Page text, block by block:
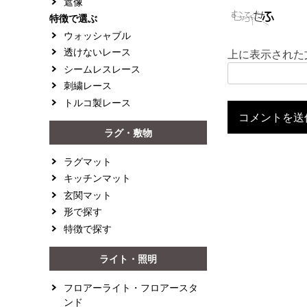
上に表示された
特徴で選ぶ
ウォッシャブル
透けないレース
シームレスレース
刺繍レース
トルコ製レース
ラグ・敷物
ラグマット
キッチンマット
玄関マット
形で探す
特徴で探す
ライト・照明
フロアーライト・フロアースタ
ンド